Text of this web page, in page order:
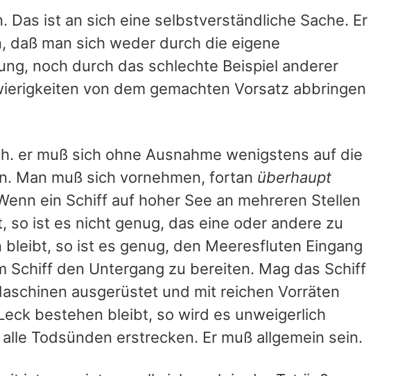
Das ist an sich eine selbstverständliche Sache. Er
man sich weder durch die eigene
noch durch das schlechte Beispiel anderer
von dem gemachten Vorsatz abbringen
er muß sich ohne Ausnahme wenigstens auf die
Man muß sich vornehmen, fortan überhaupt
ein Schiff auf hoher See an mehreren Stellen
ist es nicht genug, das eine oder andere zu
so ist es genug, den Meeresfluten Eingang
Schiff den Untergang zu bereiten. Mag das Schiff
ausgerüstet und mit reichen Vorräten
bestehen bleibt, so wird es unweigerlich
Todsünden erstrecken. Er muß allgemein sein.